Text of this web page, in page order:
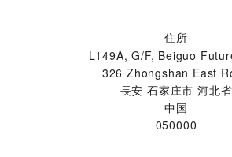
住所
L149A, G/F, Beiguo
326 Zhongshan East
長安 石家庄市 河北省
中国
050000